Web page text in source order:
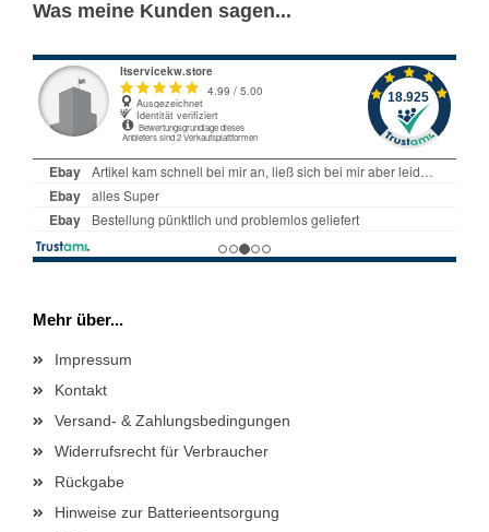
Was meine Kunden sagen...
Mehr über...
Impressum
Kontakt
Versand- & Zahlungsbedingungen
Widerrufsrecht für Verbraucher
Rückgabe
Hinweise zur Batterieentsorgung